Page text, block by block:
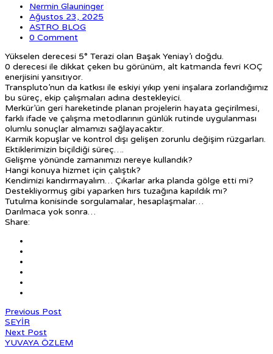
Nermin Glauninger
Ağustos 23, 2025
ASTRO BLOG
0 Comment
Yükselen derecesi 5° Terazi olan Başak Yeniay’ı doğdu.
0 derecesi ile dikkat çeken bu görünüm, alt katmanda fevri KOÇ
enerjisini yansıtıyor.
Transpluto’nun da katkısı ile eskiyi yıkıp yeni inşalara zorlandığımız
bu süreç, ekip çalışmaları adına destekleyici.
Merkür’ün geri hareketinde planan projelerin hayata geçirilmesi,
farklı ifade ve çalışma metodlarının günlük rutinde uygulanması
olumlu sonuçlar almamızı sağlayacaktır.
Karmik kopuşlar ve kontrol dışı gelişen zorunlu değişim rüzgarları.
Ektiklerimizin biçildiği süreç….
Gelişme yönünde zamanımızı nereye kullandık?
Hangi konuya hizmet için çalıştık?
Kendimizi kandırmayalım… Çıkarlar arka planda gölge etti mi?
Destekliyormuş gibi yaparken hırs tuzağına kapıldık mı?
Tutulma konisinde sorgulamalar, hesaplaşmalar…
Darılmaca yok sonra…
Share:
Previous Post
SEYİR
Next Post
YUVAYA ÖZLEM